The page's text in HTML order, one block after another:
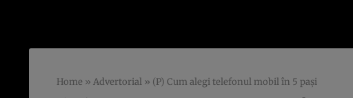
Home » Advertorial » (P) Cum alegi telefonul mobil în 5 pași